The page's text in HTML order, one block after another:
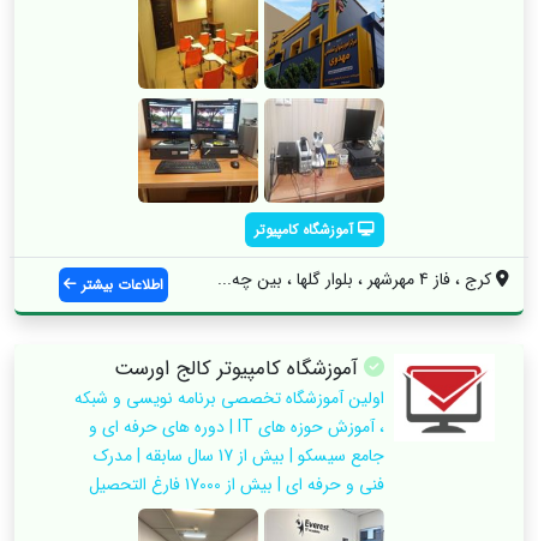
آموزشگاه کامپیوتر
کرج ، فاز 4 مهرشهر ، بلوار گلها ، بین چه... اطلاعات بیشتر
آموزشگاه کامپیوتر کالج اورست
اولین آموزشگاه تخصصی برنامه نویسی و شبکه
، آموزش حوزه های IT | دوره های حرفه ای و
جامع سیسکو | بیش از 17 سال سابقه | مدرک
فنی و حرفه ای | بیش از 17000 فارغ التحصیل